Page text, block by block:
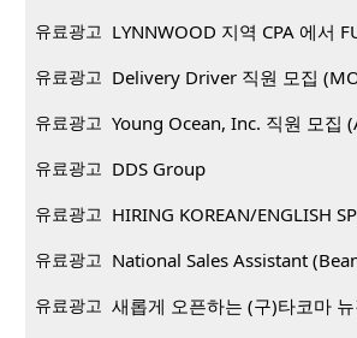
유료광고 LYNNWOOD 지역 CPA 에서
유료광고 Delivery Driver 직원 모집
유료광고 Young Ocean, Inc. 직원 모
유료광고 DDS Group
유료광고 HIRING KOREAN/ENGLISH
유료광고 National Sales Assistant
유료광고 새롭게 오픈하는 (구)타코마